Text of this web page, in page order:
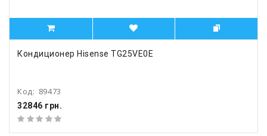
Кондиционер Hisense TG25VE0E
Код: 89473
32846 грн.